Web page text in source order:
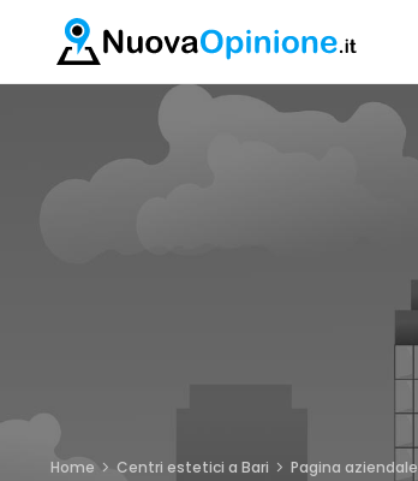
Home Centri estetici a Bari Pagina aziendale